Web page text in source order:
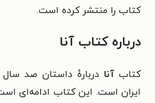
کتاب را منتشر کرده است.‏
درباره کتاب آنا
کتاب آنا دربارهٔ داستان صد
ایران است. این کتاب ادامه‌ای